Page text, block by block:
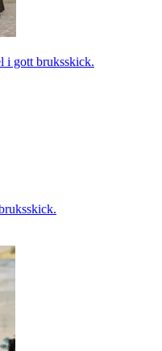
i gott bruksskick.